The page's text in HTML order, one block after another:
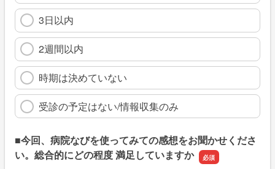
3日以内
2週間以内
時期は決めていない
受診の予定はない/情報収集のみ
■今回、病院なびを使ってみての感想をお聞かせくださ
い。総合的にどの程度 満足していますか